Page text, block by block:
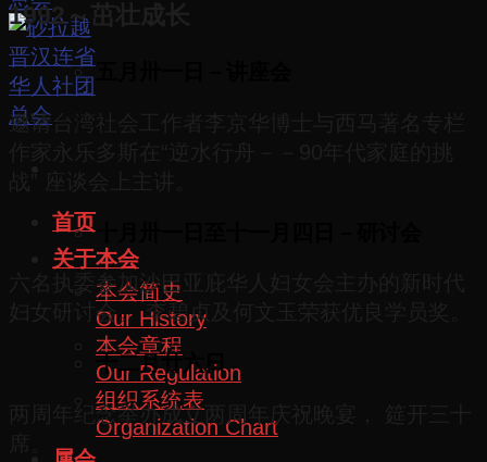
首页
关于本会
本会简史
Our History
本会章程
Our Regulation
组织系统表
Organization Chart
1992～茁壮成长
邀请台湾社会工作者李京华博士与西马著名专栏
六名执委参加沙巴亚庇华人妇女会主办的新时代
妇女研讨会。 李碧贞及何文玉荣获优良学员奖。
十二月廿六日
两周年纪念举办成立两周年庆祝晚宴， 筵开三十